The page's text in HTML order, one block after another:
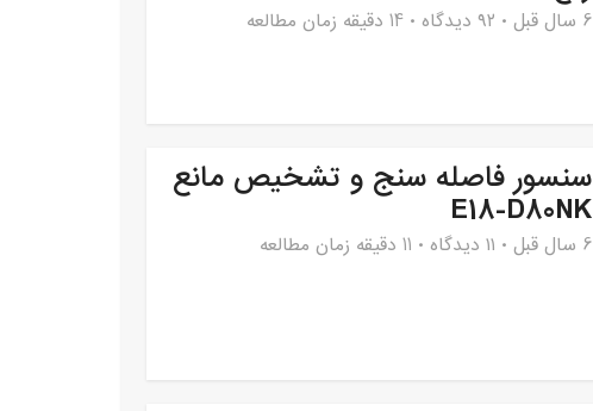
6 سال قبل ۹۲ دیدگاه 14 دقیقه زمان مطالعه
سنسور فاصله سنج و تشخیص مانع
E18-D80NK
6 سال قبل ۱۱ دیدگاه 11 دقیقه زمان مطالعه